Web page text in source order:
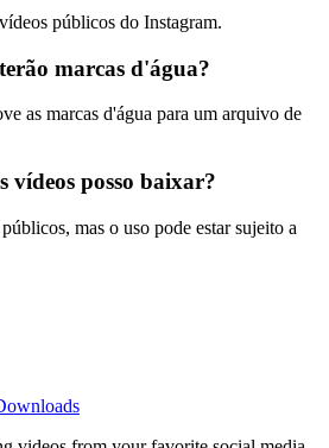
públicos do Instagram.
marcas d'água?
as marcas d'água para um arquivo de
vídeos posso baixar?
mas o uso pode estar sujeito a